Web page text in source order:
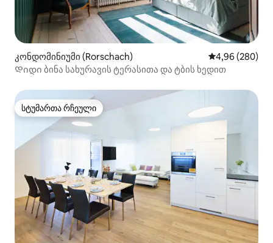
კონდომინიუმი (Rorschach) საშუალო
4,96 (280)
Დიდი ბინა სახურავის ტერასითა და ტბის ხედით
სტუმართა რჩეული
სტუმართა რჩეული